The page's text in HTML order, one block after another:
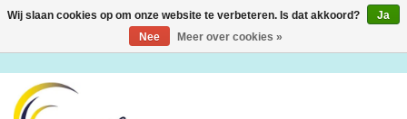
Toggle
Wij slaan cookies op om onze website te verbeteren. Is dat akkoord?
Ja
Nee
Meer over cookies »